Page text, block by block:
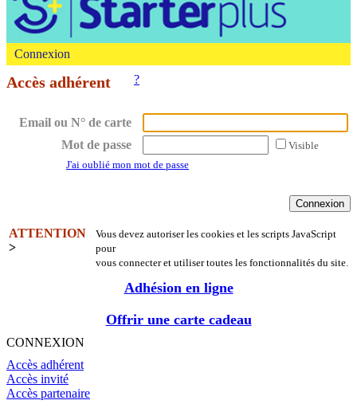
Connexion
Accès adhérent ?
Email ou N° de carte
Mot de passe
Visible
J'ai oublié mon mot de passe
ATTENTION
>
Vous devez autoriser les cookies et les scripts JavaScript
pour
vous connecter et utiliser toutes les fonctionnalités du site.
Adhésion en ligne
Offrir une carte cadeau
CONNEXION
Accès adhérent
Accès invité
Accès partenaire